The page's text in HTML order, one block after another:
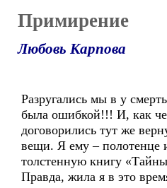
Примирение
Любовь Карпова
Разругались мы в у
была ошибкой!!! И, как
договорились тут же
вещи. Я ему – полотенце
толстенную книгу «Тайны
Правда, жила я в это